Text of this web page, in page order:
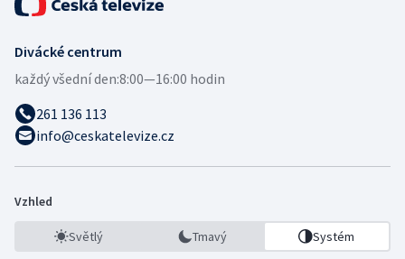
Divácké centrum
každý všední den:8:00—16:00 hodin
261 136 113
info@ceskatelevize.cz
Vzhled
Světlý Tmavý Systém